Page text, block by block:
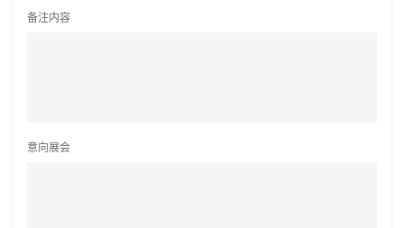
备注内容
意向展会